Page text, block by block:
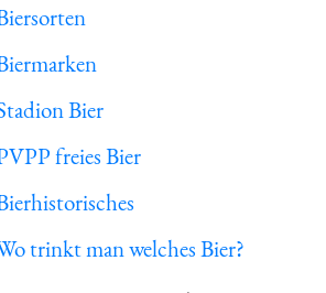
Bier
freies Bier
trinkt man welches Bier?